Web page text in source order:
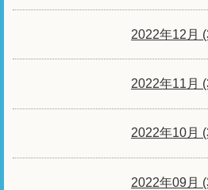
2022年12月
2022年11月
2022年10月
2022年09月